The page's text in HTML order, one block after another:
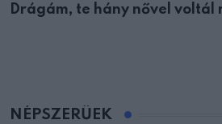
Drágám, te hány nővel voltál
NÉPSZERŰEK